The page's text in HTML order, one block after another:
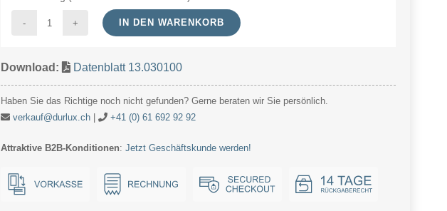
Signallampe
30V
10x28mm
Menge
IN DEN WARENKORB
Download: Datenblatt 13.030100
Haben Sie das Richtige noch nicht gefunden? Gerne beraten wir Sie persönlich.
verkauf@durlux.ch| +41 (0) 61 692 92 92
Attraktive B2B-Konditionen: Jetzt Geschäftskunde werden!